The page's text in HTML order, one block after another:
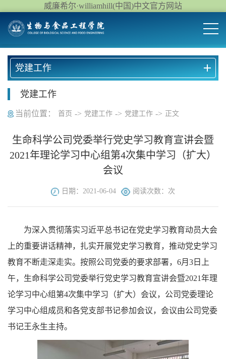
威廉希尔·williamhill(中国)中文官方网站
党建工作
党建工作
当前位置： 首页 -> 党建工作 -> 党建工作 -> 正文
生命科学公司党委举行党史学习教育宣讲会暨
2021年理论学习中心组第4次集中学习（扩大）
会议
日期：2021-06-04 阅读次数： 次
为深入贯彻落实习近平总书记在党史学习教育动员大会
上的重要讲话精神，扎实开展党史学习教育，推动党史学习
教育不断走深走实。按照公司党委的要求部署，6月3日上
午，生命科学公司党委举行党史学习教育宣讲会暨2021年理
论学习中心组第4次集中学习（扩大）会议，公司党委理论
学习中心组成员和各党支部书记参加会议，会议由公司党委
书记王永生主持。